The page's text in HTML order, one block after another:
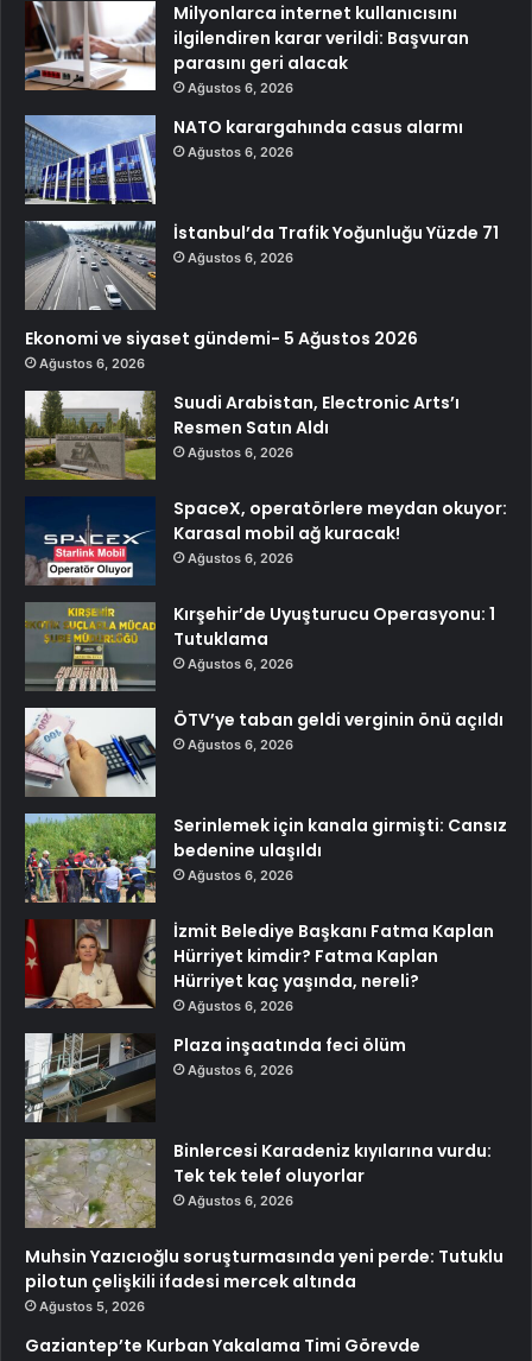
Milyonlarca internet kullanıcısını
ilgilendiren karar verildi: Başvuran
parasını geri alacak
Ağustos 6, 2026
NATO karargahında casus alarmı
Ağustos 6, 2026
İstanbul’da Trafik Yoğunluğu Yüzde 71
Ağustos 6, 2026
Ekonomi ve siyaset gündemi- 5 Ağustos 2026
Ağustos 6, 2026
Suudi Arabistan, Electronic Arts’ı
Resmen Satın Aldı
Ağustos 6, 2026
SpaceX, operatörlere meydan okuyor:
Karasal mobil ağ kuracak!
Ağustos 6, 2026
Kırşehir’de Uyuşturucu Operasyonu: 1
Tutuklama
Ağustos 6, 2026
ÖTV’ye taban geldi verginin önü açıldı
Ağustos 6, 2026
Serinlemek için kanala girmişti: Cansız
bedenine ulaşıldı
Ağustos 6, 2026
İzmit Belediye Başkanı Fatma Kaplan
Hürriyet kimdir? Fatma Kaplan
Hürriyet kaç yaşında, nereli?
Ağustos 6, 2026
Plaza inşaatında feci ölüm
Ağustos 6, 2026
Binlercesi Karadeniz kıyılarına vurdu:
Tek tek telef oluyorlar
Ağustos 6, 2026
Muhsin Yazıcıoğlu soruşturmasında yeni perde: Tutuklu
pilotun çelişkili ifadesi mercek altında
Ağustos 5, 2026
Gaziantep’te Kurban Yakalama Timi Görevde